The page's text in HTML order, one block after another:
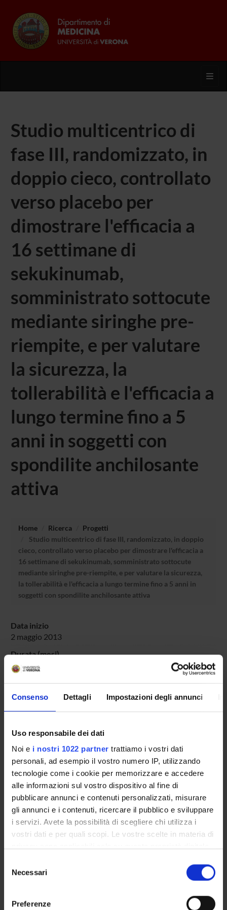
Consenso Dettagli Impostazioni degli annunci
Uso responsabile dei dati
Noi e i nostri 1022 partner trattiamo i vostri dati
personali, ad esempio il vostro numero IP, utilizzando
tecnologie come i cookie per memorizzare e accedere
alle informazioni sul vostro dispositivo al fine di
pubblicare annunci e contenuti personalizzati, misurare
gli annunci e i contenuti, ricercare il pubblico e sviluppare
i servizi. Avete la possibilità di scegliere chi utilizza i
vostri dati e per quali scopi. Le vostre scelte in materia di
modificare o revocare il proprio consenso in qualsiasi
momento dalla Dichiarazione sui cookie o facendo clic
delNecessari
Preferenze
Studio multicentrico di
fase III, randomizzato, in
doppio cieco, controllato
verso placebo per
dimostrare l'efficacia a
16 settimane di
sekukinumab,
somministrato sottocute
mediante siringhe pre-
riempite, e per valutare
la sicurezza, la
tollerabilità e l'efficacia a
lungo termine fino a 5
anni in soggetti con
spondilite anchilosante
attiva
Home Ricerca
Progetti
Studio multicentrico di fase III, randomizzato, in doppio
cieco, controllato verso placebo per dimostrare l'efficacia a
16 settimane di sekukinumab, somministrato sottocute
mediante siringhe pre-riempite, e per valutare la sicurezza,
la tollerabilità e l'efficacia a lungo termine fino a 5 anni in
soggetti con spondilite anchilosante attiva
Data inizio
2 maggio 2013
Durata (mesi)
60
Dipartimenti
Medicina
Responsabili (o referenti locali)
PARTECIPANTI AL PROGETTO
Silvano Adami
Elena Fracassi
Ricercatore
Rheumatology (DNBM)